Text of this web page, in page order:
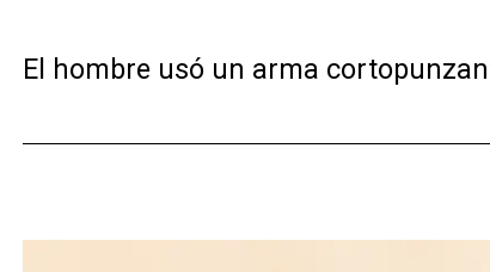
El hombre usó un arma